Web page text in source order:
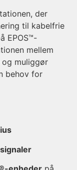
der
til kabelfrie
EPOS™-
mellem
muliggør
behov for